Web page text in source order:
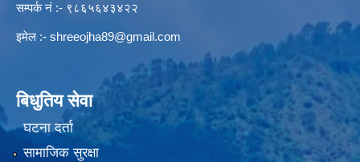
सम्पर्क नं :- ९८६५६४३४२२
इमेल :- shreeojha89@gmail.com
बिधुतिय सेवा
घटना दर्ता
सामाजिक सुरक्षा